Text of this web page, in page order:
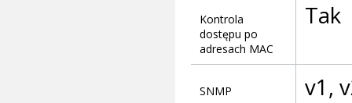
Kontrola
dostępu po
adresach MAC
Tak
SNMP v1,